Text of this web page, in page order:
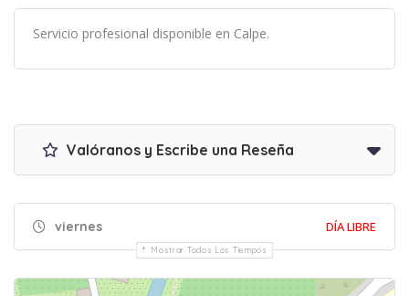
Servicio profesional disponible en Calpe.
Valóranos y Escribe una Reseña
viernes DÍA LIBRE
Mostrar Todos Los Tiempos